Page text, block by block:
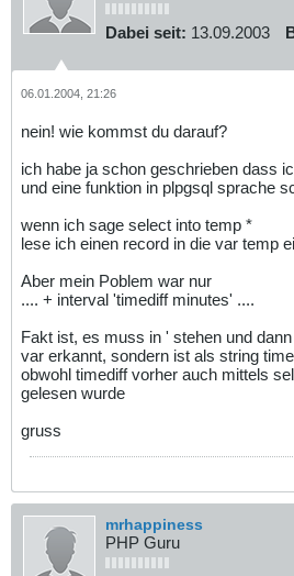
Dabei seit: 13.09.2003
06.01.2004, 21:26
nein! wie kommst du darauf?
ich habe ja schon geschrieben dass
und eine funktion in plpgsql sprache
wenn ich sage select into temp *
lese ich einen record in die var temp
Aber mein Poblem war nur
.... + interval 'timediff minutes' ....
Fakt ist, es muss in ' stehen und
var erkannt, sondern ist als string
obwohl timediff vorher auch mittels
gelesen wurde
gruss
mrhappiness
PHP Guru